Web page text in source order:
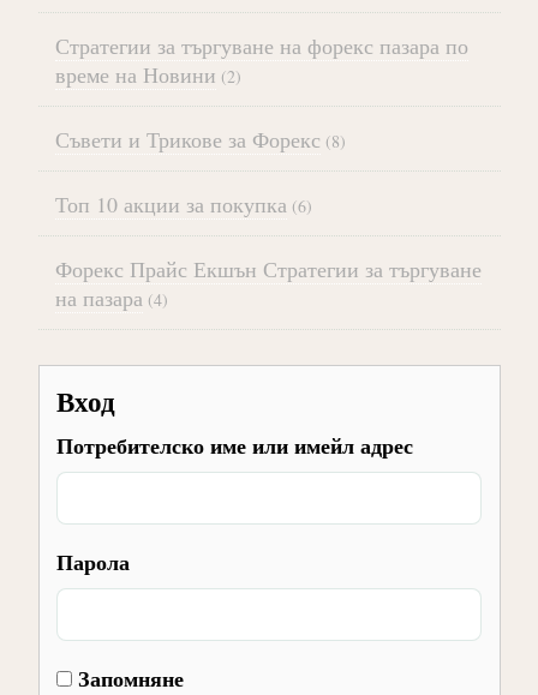
Стратегии за търгуване на форекс пазара по
време на Новини (2)
Съвети и Трикове за Форекс (8)
Топ 10 акции за покупка (6)
Форекс Прайс Екшън Стратегии за търгуване
на пазара (4)
Вход
Потребителско име или имейл адрес
Парола
Запомняне